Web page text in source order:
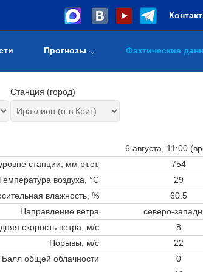
Прогнозы Фактические
Станция (город)
6 августа, 11:00
станции, мм рт.ст.
754
воздуха, °C
29
влажность, %
60.5
Направление ветра
северо-
скорость ветра, м/с
8
Порывы, м/с
22
Балл общей облачности
0